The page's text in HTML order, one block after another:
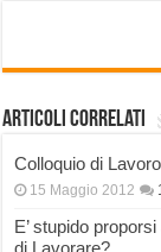
Articoli correlati
Colloquio di
15 Maggio 2012
E’ stupido
di Lavorare?